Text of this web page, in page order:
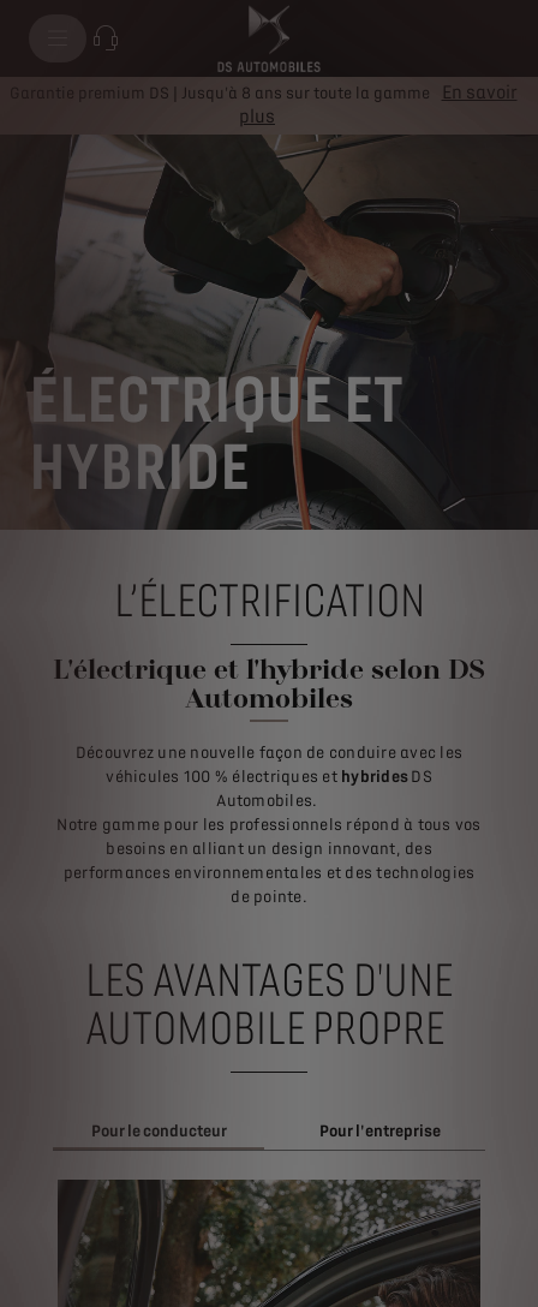
Garantie premium DS | Jusqu'à 8 ans sur toute la gamme
En savoir
plus
ÉLECTRIQUE ET
HYBRIDE
L’ÉLECTRIFICATION
L'électrique et l'hybride selon DS
Automobiles
Découvrez une nouvelle façon de conduire avec les
véhicules 100 % électriques et hybrides DS
Automobiles.
Notre gamme pour les professionnels répond à tous vos
besoins en alliant un design innovant, des
performances environnementales et des technologies
de pointe.
LES AVANTAGES D'UNE
AUTOMOBILE PROPRE
Pour le conducteur Pour l'entreprise